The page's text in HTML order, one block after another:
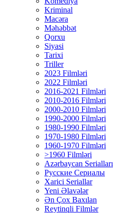
Kriminal
Macəra
Məhəbbət
Qorxu
Siyasi
Tarixi
Triller
2023 Filmləri
2022 Filmləri
2016-2021 Filmləri
2010-2016 Filmləri
2000-2010 Filmləri
1990-2000 Filmləri
1980-1990 Filmləri
1970-1980 Filmləri
1960-1970 Filmləri
>1960 Filmləri
Azərbaycan Serialları
Русские Сериалы
Xarici Seriallar
Yeni Əlavələr
Ən Çox Baxılan
Reytinqli Filmlər